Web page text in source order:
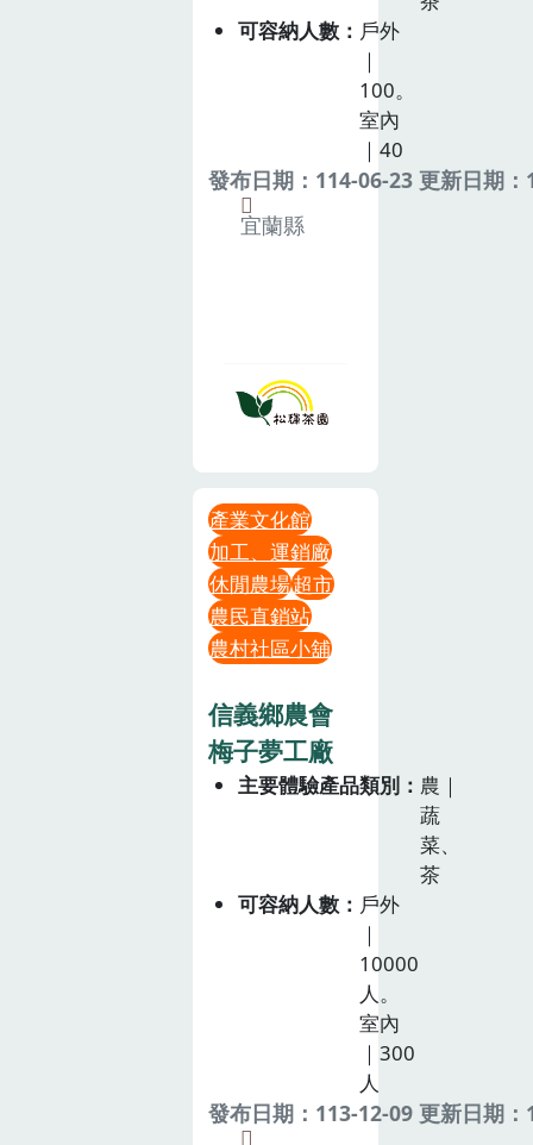
可容納人數
戶外
｜
100。
室內
｜40
發布日期：114-06-23 更新日期
宜蘭縣
產業文化館
加工、運銷廠
休閒農場超市
農民直銷站
農村社區小舖
信義鄉農會
梅子夢工廠
主要體驗產品類別
農｜
蔬
菜、
茶
可容納人數
戶外
｜
10000
人。
室內
｜300
人
發布日期：113-12-09 更新日期